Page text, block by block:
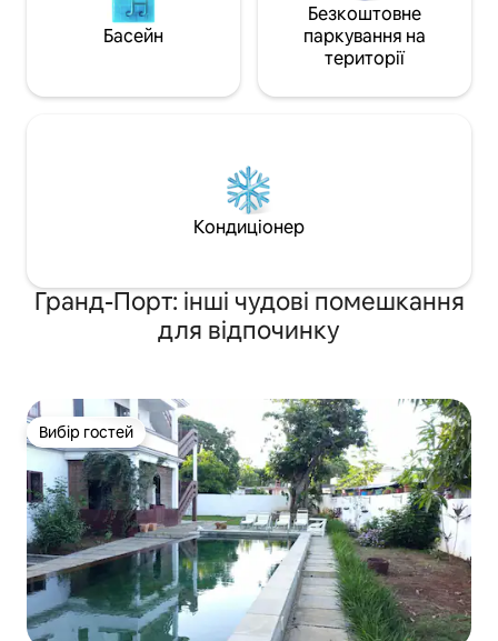
Басейн
Безкоштовне
паркування на
території
Кондиціонер
Гранд-Порт: інші чудові помешкання
для відпочинку
Вибір гостей
Вибір гостей